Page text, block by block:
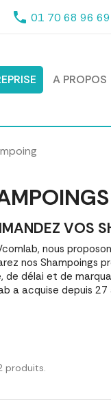
phone 01 70 68 96 69
A PROPOS
VOS
nous
nos Shampoings
de délai et de
a acquise depuis 27
produits.